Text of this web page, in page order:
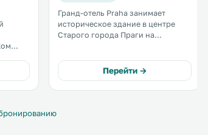
Гранд-отель Praha занимает
историческое здание в центре
Старого города Праги на
гостей ресторан, кафе,
круглосуточная стойка
регистрации и бесплатный Wi-Fi. .
Перейти →